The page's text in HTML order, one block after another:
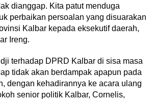
dianggap. Kita patut menduga
perbaikan persoalan yang disuarakan
Kalbar kepada eksekutif daerah,
Ireng.
terhadap DPRD Kalbar di sisa masa
tidak akan berdampak apapun pada
dengan kehadirannya ke acara ulang
senior politik Kalbar, Cornelis,